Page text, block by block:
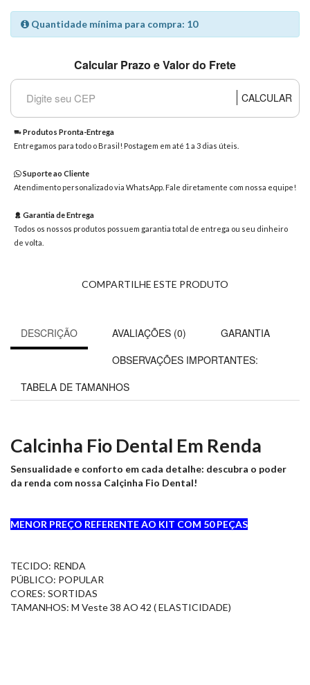
(81)9
WhatsApp
Envie-
nos uma
Quantidade mínima para compra: 10
Calcular Prazo e Valor do Frete
CALCULAR
Produtos Pronta-Entrega
Entregamos para todo o Brasil! Postagem em até 1 a 3 dias úteis.
Suporte ao Cliente
Atendimento personalizado via WhatsApp. Fale diretamente com nossa equipe!
Garantia de Entrega
Todos os nossos produtos possuem garantia total de entrega ou seu dinheiro
de volta.
COMPARTILHE ESTE PRODUTO
DESCRIÇÃO AVALIAÇÕES (0)
GARANTIA
OBSERVAÇÕES IMPORTANTES:
TABELA DE TAMANHOS
Calcinha Fio Dental Em Renda
Sensualidade e conforto em cada detalhe: descubra o poder
da renda com nossa Calçinha Fio Dental!
MENOR PREÇO REFERENTE AO KIT COM 50 PEÇAS
TECIDO: RENDA
PÚBLICO: POPULAR
CORES: SORTIDAS
TAMANHOS: M Veste 38 AO 42 ( ELASTICIDADE)